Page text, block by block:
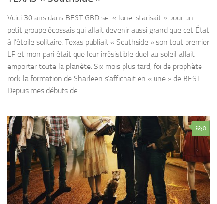
Voici 30 ans dans BEST GBD se « lone-starisait » pour un
petit groupe écossais qui allait devenir aussi grand que cet État
à l’étoile solitaire. Texas publiait « Southside » son tout premier
LP et mon pari était que leur irrésistible duel au soleil allait
emporter toute la planète. Six mois plus tard, foi de prophète
rock la formation de Sharleen s’affichait en « une » de BEST…
Depuis mes débuts de...
0